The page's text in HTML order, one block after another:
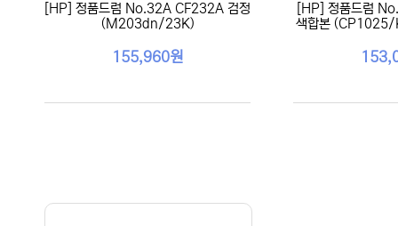
[HP] 정품드럼 No.32A CF232A 검정
(M203dn/23K)
155,960원
[HP] 정품드럼
색합본